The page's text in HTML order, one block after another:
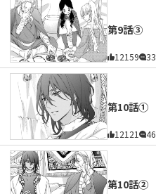
第9話③
12159 33
第10話①
12121 46
第10話②